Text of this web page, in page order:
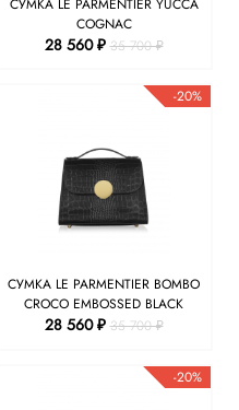
СУМКА LE PARMENTIER YUCCA
COGNAC
28 560 ₽35 700 ₽
-20%
СУМКА LE PARMENTIER BOMBO
CROCO EMBOSSED BLACK
28 560 ₽35 700 ₽
-20%